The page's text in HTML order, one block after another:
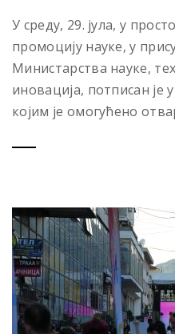
У среду, 29. јула, у
промоцију науке, у
Министарства науке,
иновација, потписан је
којим је омогућено